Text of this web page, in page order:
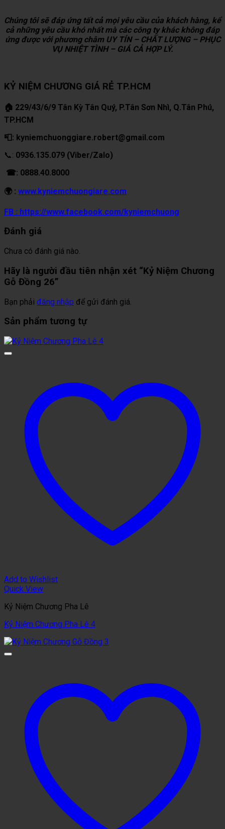
Chúng tôi sẽ đáp ứng tất cả mọi yêu cầu của khách hàng, kể
cả những yêu cầu khó nhất mà các công ty khác không đáp
ứng được với phương châm UY TÍN – CHẤT LƯỢNG – PHỤC
VỤ NHIỆT TÌNH – GIÁ CẢ HỢP LÝ.
KỶ NIỆM CHƯƠNG GIÁ RẺ TP.HCM
🏠 229/43/6/9 Tân Kỳ Tân Quý, P.Tân Sơn Nhì, Q.Tân Phú,
TP.HCM
📮: kyniemchuonggiare.robert@gmail.com
📞: 0936.135.079 (Viber/Zalo)
☎: 0888.40.8000
🌍 : www.kyniemchuongiare.com
FB : https://www.facebook.com/kyniemchuong
Đánh giá
Chưa có đánh giá nào.
Hãy là người đầu tiên nhận xét “Kỷ Niệm Chương
Gỗ Đồng 26”
Bạn phải đăng nhập để gửi đánh giá.
Sản phẩm tương tự
Add to Wishlist
Quick View
Kỷ Niệm Chương Pha Lê
Kỷ Niệm Chương Pha Lê 4